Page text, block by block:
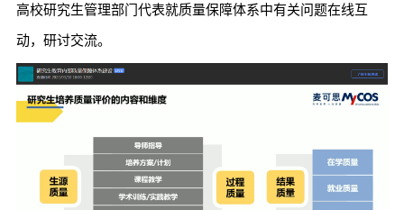
高校研究生管理部门代表就质量保障体系中有关问题在线互
动，研讨交流。